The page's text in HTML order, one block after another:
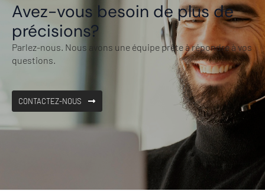
Avez-vous besoin de plus de
précisions?
Parlez-nous. Nous avons une équipe prête à répondre à vos
questions.
CONTACTEZ-NOUS